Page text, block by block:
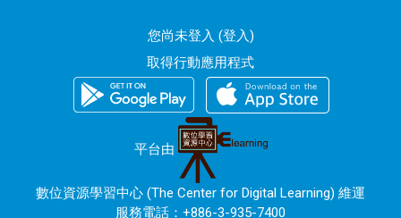
您尚未登入 (登入)
取得行動應用程式
平台由
數位資源學習中心 (The Center for Digital Learning) 維運
服務電話：+886-3-935-7400